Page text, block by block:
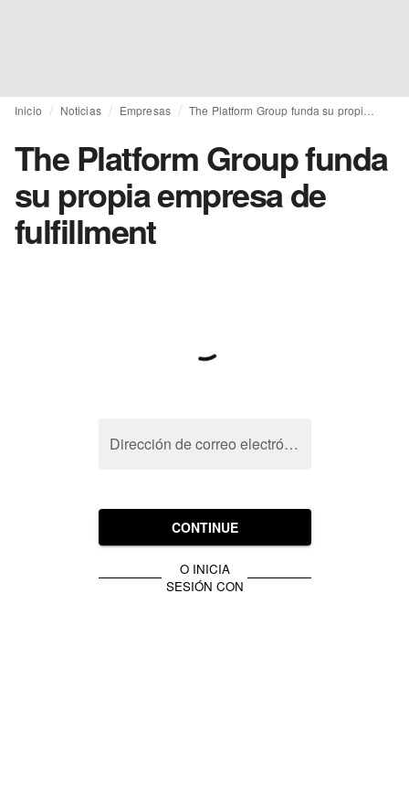
Inicio Noticias Empresas
The Platform Group funda
su propia empresa de
fulfillment
Dirección de correo electrónico
CONTINUE
O INICIA
SESIÓN CON